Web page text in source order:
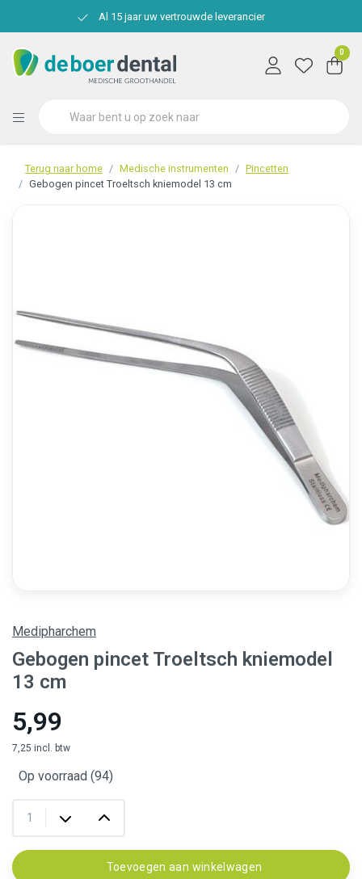
Al 15 jaar uw vertrouwde leverancier
0
Terug naar home Medische instrumenten
Pincetten
Gebogen pincet Troeltsch kniemodel 13 cm
Medipharchem
Gebogen pincet Troeltsch kniemodel
13 cm
5,99
7,25 incl. btw
Op voorraad (94)
Toevoegen aan winkelwagen